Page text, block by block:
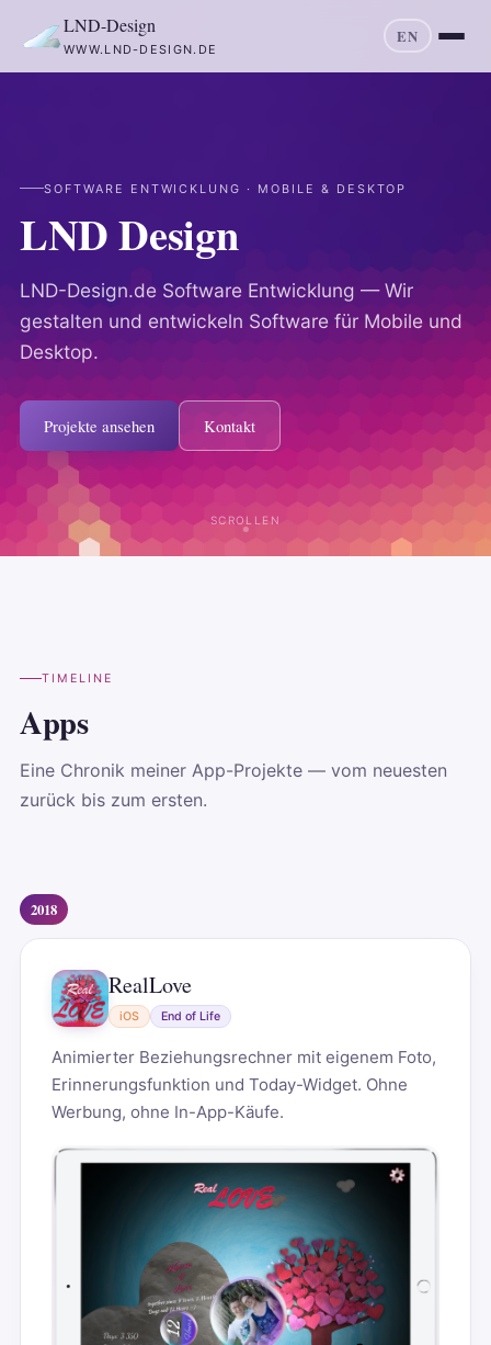
LND-Design
WWW.LND-DESIGN.DE
EN
SOFTWARE ENTWICKLUNG · MOBILE & DESKTOP
LND Design
LND-Design.de Software Entwicklung — Wir
gestalten und entwickeln Software für Mobile und
Desktop.
Projekte ansehen Kontakt
SCROLLEN
TIMELINE
Apps
Eine Chronik meiner App-Projekte — vom neuesten
zurück bis zum ersten.
2018
RealLove
iOS End of Life
Animierter Beziehungsrechner mit eigenem Foto,
Erinnerungsfunktion und Today-Widget. Ohne
Werbung, ohne In-App-Käufe.